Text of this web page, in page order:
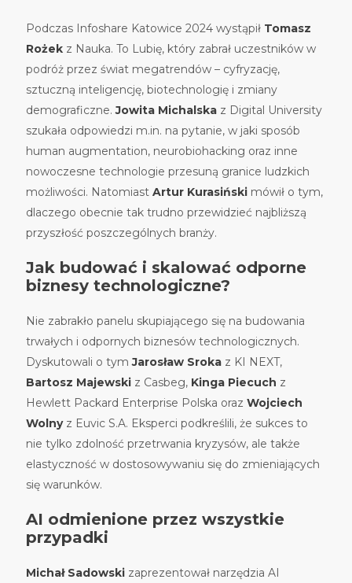
Podczas Infoshare Katowice 2024 wystąpił Tomasz
Rożek z Nauka. To Lubię, który zabrał uczestników w
podróż przez świat megatrendów – cyfryzację,
sztuczną inteligencję, biotechnologię i zmiany
demograficzne.Jowita Michalska z Digital University
szukała odpowiedzi m.in. na pytanie, w jaki sposób
human augmentation, neurobiohacking oraz inne
nowoczesne technologie przesuną granice ludzkich
możliwości. Natomiast Artur Kurasiński mówił o tym,
dlaczego obecnie tak trudno przewidzieć najbliższą
przyszłość poszczególnych branży.
Jak budować i skalować odporne
biznesy technologiczne?
Nie zabrakło panelu skupiającego się na budowania
trwałych i odpornych biznesów technologicznych.
Dyskutowali o tymJarosław Sroka z KI NEXT,
Bartosz Majewski z Casbeg, Kinga Piecuch z
Hewlett Packard Enterprise Polska oraz Wojciech
Wolnyz Euvic S.A. Eksperci podkreślili, że sukces to
nie tylko zdolność przetrwania kryzysów, ale także
elastyczność w dostosowywaniu się do zmieniających
się warunków.
AI odmienione przez wszystkie
przypadki
Michał Sadowski zaprezentował narzędzia AI